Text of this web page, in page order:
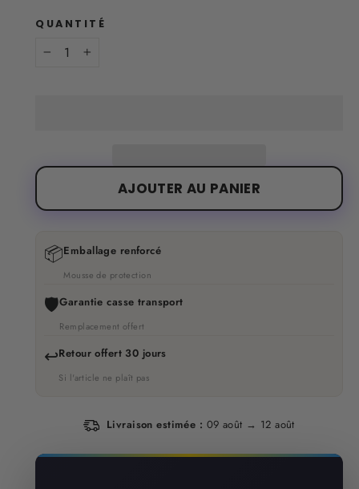
QUANTITÉ
AJOUTER AU PANIER
📦Emballage renforcé
Mousse de protection
🛡️Garantie casse transport
Remplacement offert
↩️Retour offert 30 jours
Si l'article ne plaît pas
Livraison estimée : 09 août → 12 août